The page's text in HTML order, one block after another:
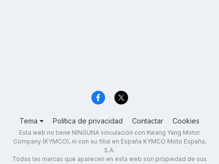
Tema Política de privacidad Contactar Cookies
Esta web no tiene NINGUNA vinculación con Kwang Yang Motor
Company (KYMCO), ni con su filial en España KYMCO Moto España,
S.A.
Todas las marcas que aparecen en esta web son propiedad de sus